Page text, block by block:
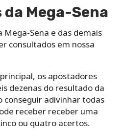
Mega-Sena
Mega-Sena e das demais
consultados em nossa
os apostadores
dezenas do resultado da
conseguir adivinhar todas
receber receber uma
ou quatro acertos.